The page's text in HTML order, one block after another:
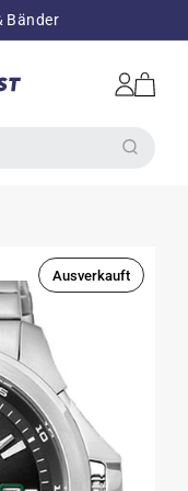
Bänder
Einloggen
Warenkorb
Ausverkauft